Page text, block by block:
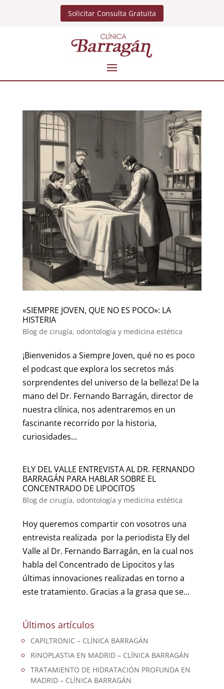
Solicitar Consulta Gratuita
«SIEMPRE JOVEN, QUE NO ES POCO»: LA
HISTERIA
Blog de cirugía, odontología y medicina estética
¡Bienvenidos a Siempre Joven, qué no es poco
el podcast que explora los secretos más
sorprendentes del universo de la belleza! De la
mano del Dr. Fernando Barragán, director de
nuestra clínica, nos adentraremos en un
fascinante recorrido por la historia,
curiosidades...
ELY DEL VALLE ENTREVISTA AL DR. FERNANDO
BARRAGÁN PARA HABLAR SOBRE EL
CONCENTRADO DE LIPOCITOS
Blog de cirugía, odontología y medicina estética
Hoy queremos compartir con vosotros una
entrevista realizada por la periodista Ely del
Valle al Dr. Fernando Barragán, en la cual nos
habla del Concentrado de Lipocitos y las
últimas innovaciones realizadas en torno a
este tratamiento. Gracias a la grasa que se...
Últimos artículos
CAPILTRONIC – CLÍNICA BARRAGÁN
RINOPLASTIA EN MADRID – CLÍNICA BARRAGÁN
TRATAMIENTO DE HIDRATACIÓN PROFUNDA EN
MADRID – CLÍNICA BARRAGÁN